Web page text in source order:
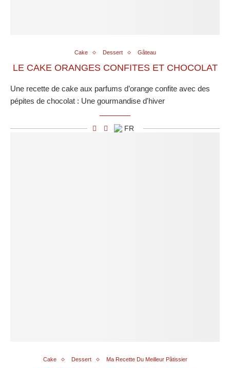
Cake Dessert Gâteau
LE CAKE ORANGES CONFITES ET CHOCOLAT
Une recette de cake aux parfums d’orange confite avec des
pépites de chocolat : Une gourmandise d'hiver
FR
Cake Dessert Ma Recette Du Meilleur Pâtissier